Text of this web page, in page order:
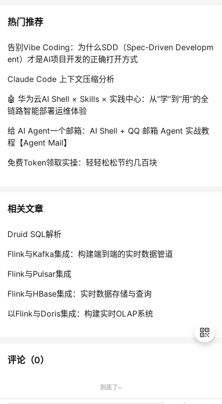
热门推荐
告别Vibe Coding：为什么SDD（Spec-Driven Developm
ent）才是AI项目开发的正确打开方式
Claude Code 上下文压缩分析
🤖 华为云AI Shell × Skills × 实践中心：从“学”到“用”的全
链路智能部署运维体验
给 AI Agent一个邮箱：AI Shell + QQ 邮箱 Agent 实战教
程【Agent Mail】
免费Token领取实操：轻轻松松节约几百块
相关文章
Druid SQL解析
Flink与Kafka集成：构建端到端的实时数据管道
Flink与Pulsar集成
Flink与HBase集成：实时数据存储与查询
以Flink与Doris集成：构建实时OLAP系统
评论（0）
到底了~